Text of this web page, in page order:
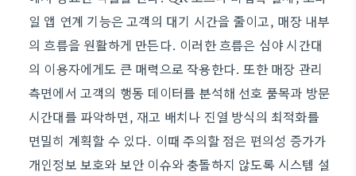
일 앱 연계 기능은 고객의 대기 시간을 줄이고, 매장 내부
의 흐름을 원활하게 만든다. 이러한 흐름은 심야 시간대
의 이용자에게도 큰 매력으로 작용한다. 또한 매장 관리
측면에서 고객의 행동 데이터를 분석해 선호 품목과 방문
시간대를 파악하면, 재고 배치나 진열 방식의 최적화를
면밀히 계획할 수 있다. 이때 주의할 점은 편의성 증가가
개인정보 보호와 보안 이슈와 충돌하지 않도록 시스템 설